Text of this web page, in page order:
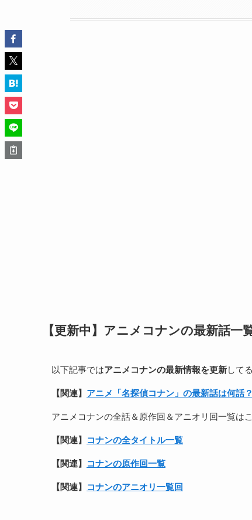
【更新中】アニメコナンの最新話一
以下記事ではアニメコナンの最新情報を更新して
【関連】 アニメ「名探偵コナン」の最新話は何話？
アニメコナンの全話＆原作回＆アニオリ回一覧は
【関連】 コナンの全タイトル一覧
【関連】 コナンの原作回一覧
【関連】 コナンのアニオリ一覧回